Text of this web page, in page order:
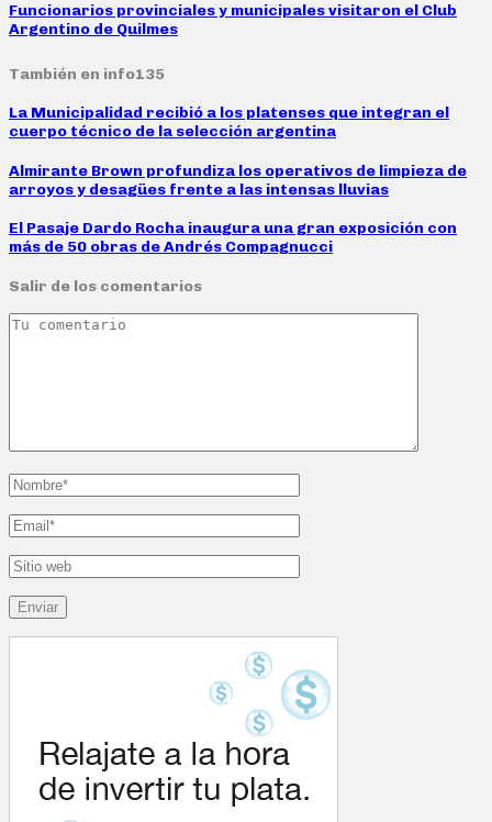
Funcionarios provinciales y municipales visitaron el Club
Argentino de Quilmes
También en info135
La Municipalidad recibió a los platenses que integran el
cuerpo técnico de la selección argentina
Almirante Brown profundiza los operativos de limpieza de
arroyos y desagües frente a las intensas lluvias
El Pasaje Dardo Rocha inaugura una gran exposición con
más de 50 obras de Andrés Compagnucci
Salir de los comentarios